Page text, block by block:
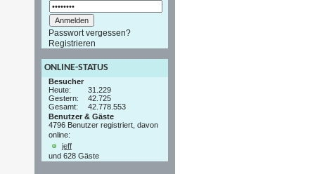
Passwort vergessen?
Registrieren
ONLINE-STATUS
Besucher
Heute:
31.229
Gestern:
42.725
Gesamt:
42.778.553
Benutzer & Gäste
4796 Benutzer registriert, davon
online:
jeff
und 628 Gäste